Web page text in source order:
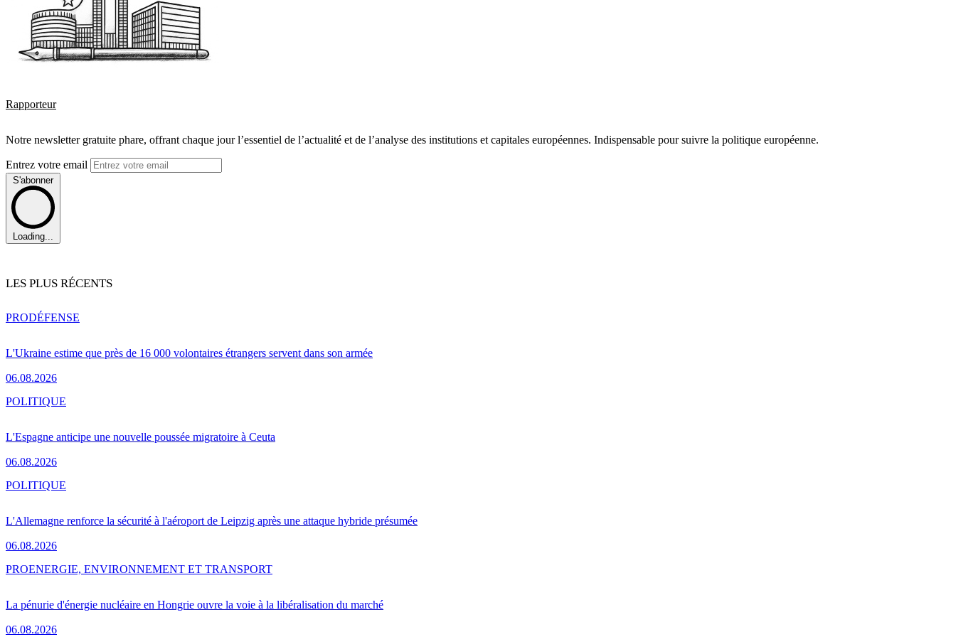
Rapporteur
Notre newsletter gratuite phare, offrant chaque jour l’essentiel de l’actualité et de l’analyse des institutions et capitales européennes. Indispensable pour suivre la politique européenne.
Entrez votre email
S'abonner
Loading...
LES PLUS RÉCENTS
L'Ukraine estime que près de 16 000 volontaires étrangers servent dans son armée
06.08.2026
PRODÉFENSE
L'Espagne anticipe une nouvelle poussée migratoire à Ceuta
06.08.2026
POLITIQUE
L'Allemagne renforce la sécurité à l'aéroport de Leipzig après une attaque hybride présumée
06.08.2026
POLITIQUE
La pénurie d'énergie nucléaire en Hongrie ouvre la voie à la libéralisation du marché
06.08.2026
PROENERGIE, ENVIRONNEMENT ET TRANSPORT